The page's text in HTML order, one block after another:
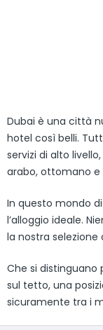
Dubai è una città
hotel così belli.
servizi di alto
arabo, ottomano e
In questo mondo
l’alloggio ideale.
la nostra selezione
Che si distinguano
sul tetto, una
sicuramente tra i